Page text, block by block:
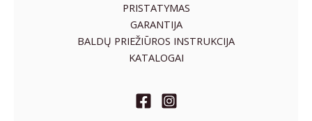
PRISTATYMAS
GARANTIJA
BALDŲ PRIEŽIŪROS INSTRUKCIJA
KATALOGAI